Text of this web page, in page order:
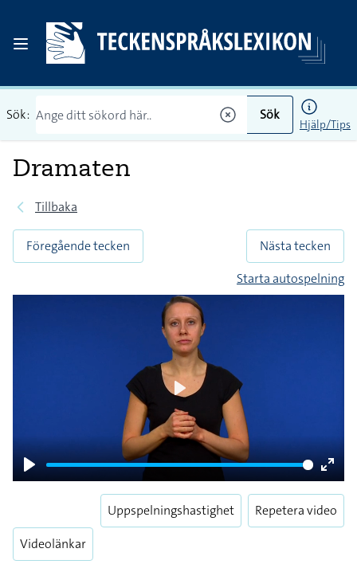
Sök: Sök
Hjälp/Tips
Dramaten
Tillbaka
Föregående tecken
Nästa tecken
Starta autospelning
Play
Enter
Play
Videolänkar
Uppspelningshastighet Repetera video